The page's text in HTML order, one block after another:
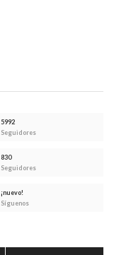
5992
Seguidores
830
Seguidores
¡nuevo!
Síguenos